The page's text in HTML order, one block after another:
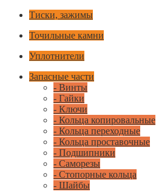
Тиски, зажимы
Точильные камни
Уплотнители
Запасные части
- Винты
- Гайки
- Ключи
- Кольца копировальные
- Кольца переходные
- Кольца проставочные
- Подшипники
- Саморезы
- Стопорные кольца
- Шайбы